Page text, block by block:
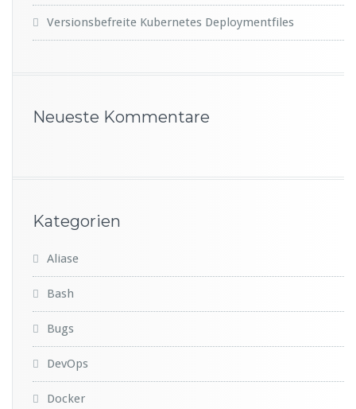
Versionsbefreite Kubernetes Deploymentfiles
Neueste Kommentare
Kategorien
Aliase
Bash
Bugs
DevOps
Docker